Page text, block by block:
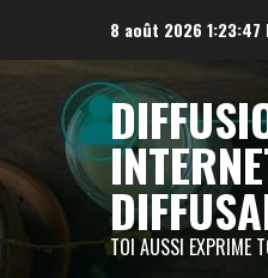
contenu
8 août 2026 1:23:49
TOI AUSSI EXPRIME